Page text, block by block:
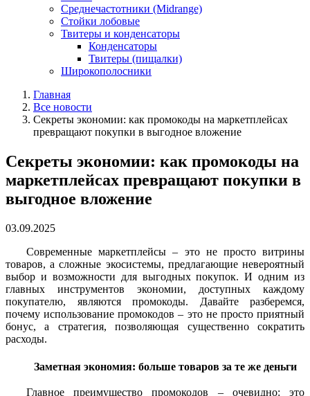
Среднечастотники (Midrange)
Стойки лобовые
Твитеры и конденсаторы
Конденсаторы
Твитеры (пищалки)
Широкополосники
Главная
Все новости
Секреты экономии: как промокоды на маркетплейсах
превращают покупки в выгодное вложение
Секреты экономии: как промокоды на
маркетплейсах превращают покупки в
выгодное вложение
03.09.2025
Современные маркетплейсы – это не просто витрины
товаров, а сложные экосистемы, предлагающие невероятный
выбор и возможности для выгодных покупок. И одним из
главных инструментов экономии, доступных каждому
покупателю, являются промокоды. Давайте разберемся,
почему использование промокодов – это не просто приятный
бонус, а стратегия, позволяющая существенно сократить
расходы.
Заметная экономия: больше товаров за те же деньги
Главное преимущество промокодов – очевидно: это